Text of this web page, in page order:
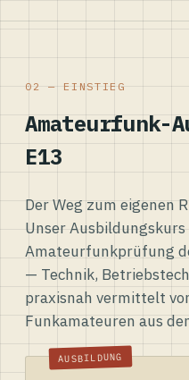
02 — EINSTIEG
Amateurfunk-
E13
Der Weg zum eigenen
Unser
Amateurfunkprüfung
— Technik,
praxisnah vermittelt
Funkamateuren aus